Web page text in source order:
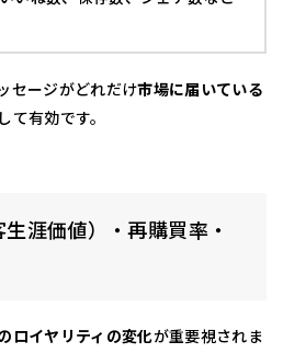
セージがどれだけ市場に届いている
て有効です。
涯価値）・再購買率・
ロイヤリティの変化が重要視されま